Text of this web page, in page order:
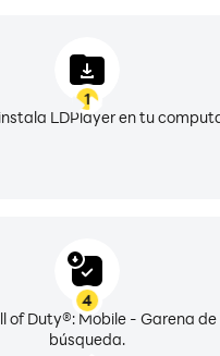
1
LDPlayer en tu
4
of Duty®: Mobile - Garena
búsqueda.